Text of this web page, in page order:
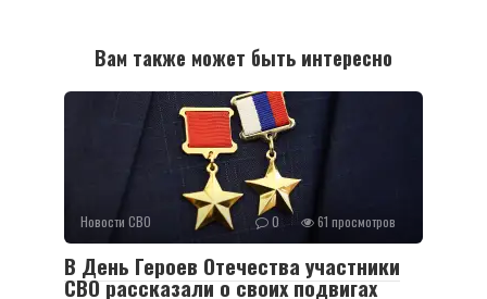
Вам также может быть интересно
Новости СВО 0 61 просмотров
В День Героев Отечества участники
СВО рассказали о своих подвигах